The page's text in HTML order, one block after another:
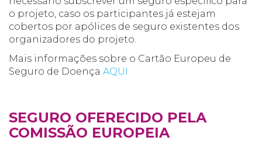
o projeto, caso os participantes já estejam
cobertos por apólices de seguro existentes dos
organizadores do projeto.
Mais informações sobre o Cartão Europeu de
Seguro de Doença AQUI
SEGURO OFERECIDO PELA
COMISSÃO EUROPEIA